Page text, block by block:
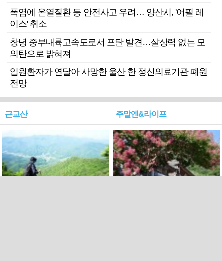
폭염에 온열질환 등 안전사고 우려… 양산시, '어필 레
이스' 취소
창녕 중부내륙고속도로서 포탄 발견…살상력 없는 모
의탄으로 밝혀져
입원환자가 연달아 사망한 울산 한 정신의료기관 폐원
전망
근교산 주말엔&라이프